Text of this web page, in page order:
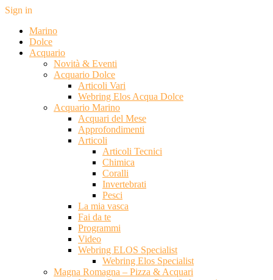
Sign in
Marino
Dolce
Acquario
Novità & Eventi
Acquario Dolce
Articoli Vari
Webring Elos Acqua Dolce
Acquario Marino
Acquari del Mese
Approfondimenti
Articoli
Articoli Tecnici
Chimica
Coralli
Invertebrati
Pesci
La mia vasca
Fai da te
Programmi
Video
Webring ELOS Specialist
Webring Elos Specialist
Magna Romagna – Pizza & Acquari